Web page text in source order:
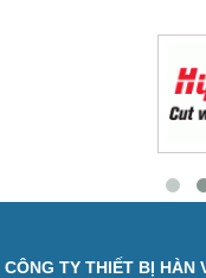
CÔNG TY THIẾT BỊ HÀN